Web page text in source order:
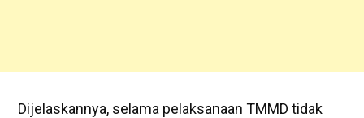
Dijelaskannya, selama pelaksanaan TMMD tidak